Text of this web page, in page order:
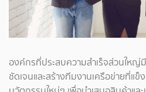
องค์กรที่ประสบความสำเร็จส่วนให
ชัดเจนและสร้างทีมงานเครือข่ายที่แข็